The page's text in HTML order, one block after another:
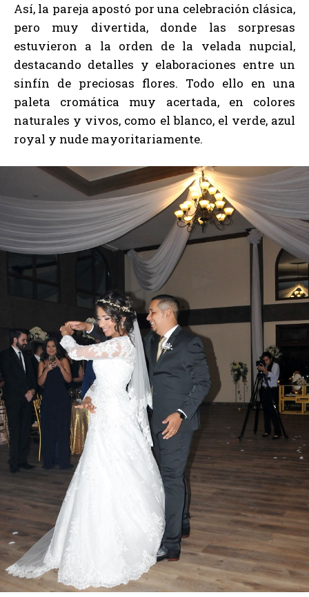
Así, la pareja apostó por una celebración clásica,
pero muy divertida, donde las sorpresas
estuvieron a la orden de la velada nupcial,
destacando detalles y elaboraciones entre un
sinfín de preciosas flores. Todo ello en una
paleta cromática muy acertada, en colores
naturales y vivos, como el blanco, el verde, azul
royal y nude mayoritariamente.